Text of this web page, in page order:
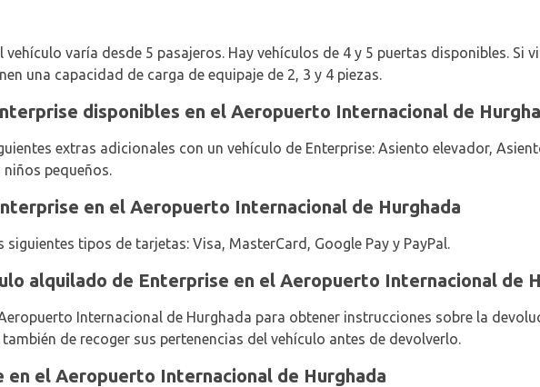
varía desde 5 pasajeros. Hay vehículos de 4 y 5 puertas disponibles. Si
una capacidad de carga de equipaje de 2, 3 y 4 piezas.
disponibles en el Aeropuerto Internacional de
extras adicionales con un vehículo de Enterprise: Asiento elevador,
niños pequeños.
en el Aeropuerto Internacional de Hurghada
siguientes tipos de tarjetas: Visa, MasterCard, Google Pay y PayPal.
alquilado de Enterprise en el Aeropuerto Internacional de
Internacional de Hurghada para obtener instrucciones sobre la
de recoger sus pertenencias del vehículo antes de devolverlo.
el Aeropuerto Internacional de Hurghada